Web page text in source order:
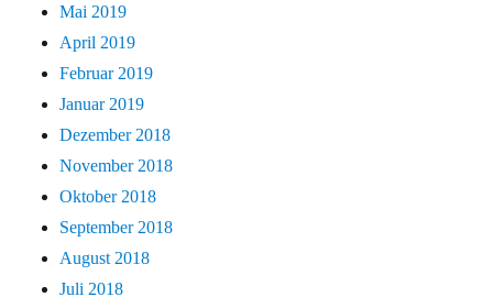
Mai 2019
April 2019
Februar 2019
Januar 2019
Dezember 2018
November 2018
Oktober 2018
September 2018
August 2018
Juli 2018